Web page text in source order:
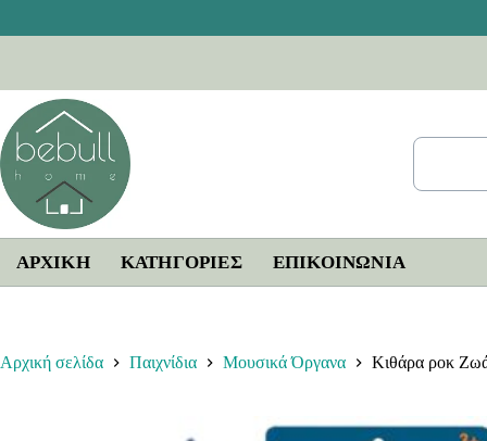
ΑΡΧΙΚΗ ΚΑΤΗΓΟΡΙΕΣ ΕΠΙΚΟΙΝΩΝΊΑ
Αρχική σελίδα Παιχνίδια Μουσικά Όργανα Κιθάρα ροκ